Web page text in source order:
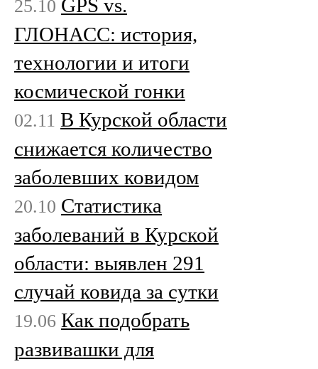
25.10 GPS vs.
ГЛОНАСС: история,
технологии и итоги
космической гонки
02.11 В Курской области
снижается количество
заболевших ковидом
20.10 Статистика
заболеваний в Курской
области: выявлен 291
случай ковида за сутки
19.06 Как подобрать
развивашки для